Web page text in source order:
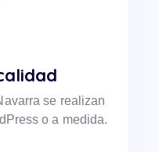
se realizan
o a medida.